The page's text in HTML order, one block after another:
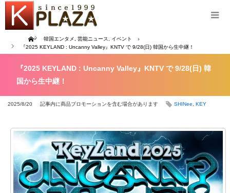
Home 韓国エンタメ 芸能ニュース
イベント
『2025 KEYLAND : Uncanny Valley』KNTV で 9/28(日) 韓国から生中継！
『2025 KEYLAND : Uncanny Valley』KNTV で 9/28(日) 韓
国から生中継！
2025/8/20 記事内に商品プロモーションを含む場合があります SHINee KEY